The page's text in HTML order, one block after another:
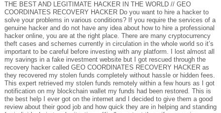
THE BEST AND LEGITIMATE HACKER IN THE WORLD // GEO
COORDINATES RECOVERY HACKER Do you want to hire a hacker to
solve your problems in various conditions? If you require the services of a
genuine hacker and do not have any idea about how to hire a professional
hacker online, you are at the right place. There are many cryptocurrency
theft cases and schemes currently in circulation in the whole world so it’s
important to be careful before investing with any platform. I lost almost all
my savings in a fake investment website but I got rescued through the
recovery hacker called GEO COORDINATES RECOVERY HACKER as
they recovered my stolen funds completely without hassle or hidden fees.
This expert retrieved my stolen funds remotely within a few hours as I got
notification on my blockchain wallet my funds had been restored. This is
the best help I ever got on the internet and I decided to give them a good
review about their good job and how quick they are in helping and standing